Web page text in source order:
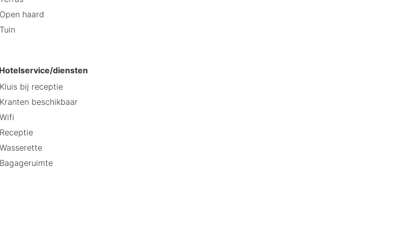
Ferstl in Parsberg, bevind je je op 0,6 km van Parsberg Castle en op 41,1
van Danube River en op 44,8 km van Kathedraal van Regensburg.
Open haard
Tuin
Hotelservice/diensten
Kluis bij receptie
Kranten beschikbaar
Wifi
Receptie
Wasserette
Bagageruimte